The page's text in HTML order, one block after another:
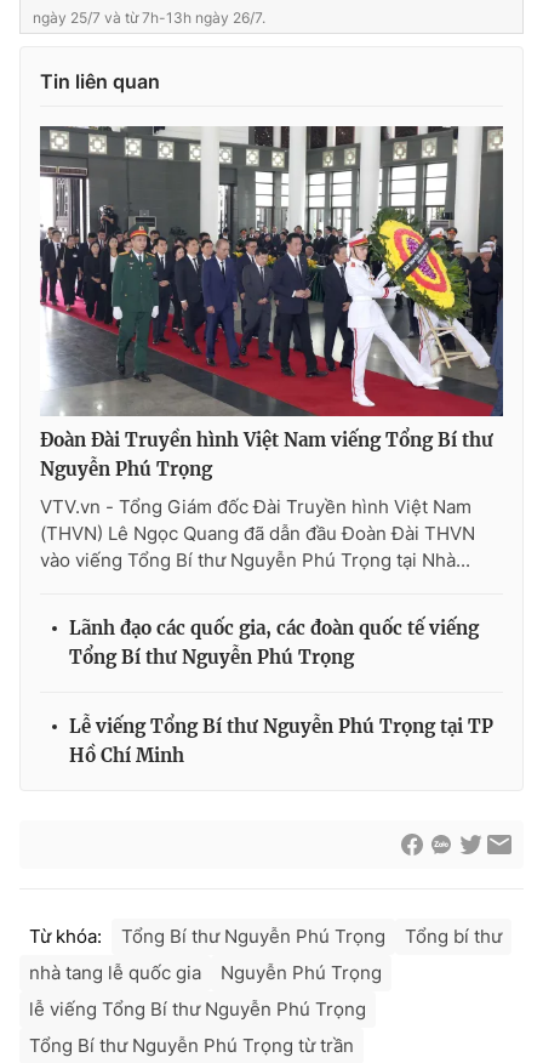
ngày 25/7 và từ 7h-13h ngày 26/7.
Tin liên quan
Đoàn Đài Truyền hình Việt Nam viếng Tổng Bí thư
Nguyễn Phú Trọng
VTV.vn - Tổng Giám đốc Đài Truyền hình Việt Nam
(THVN) Lê Ngọc Quang đã dẫn đầu Đoàn Đài THVN
vào viếng Tổng Bí thư Nguyễn Phú Trọng tại Nhà...
Lãnh đạo các quốc gia, các đoàn quốc tế viếng
Tổng Bí thư Nguyễn Phú Trọng
Lễ viếng Tổng Bí thư Nguyễn Phú Trọng tại TP
Hồ Chí Minh
Từ khóa: Tổng Bí thư Nguyễn Phú Trọng
Tổng bí thư
nhà tang lễ quốc gia
Nguyễn Phú Trọng
lễ viếng Tổng Bí thư Nguyễn Phú Trọng
Tổng Bí thư Nguyễn Phú Trọng từ trần